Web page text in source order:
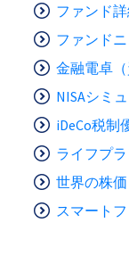
ファンド
ファンド
金融電卓
NISAシミ
iDeCo税制
ライフプ
世界の株
スマート